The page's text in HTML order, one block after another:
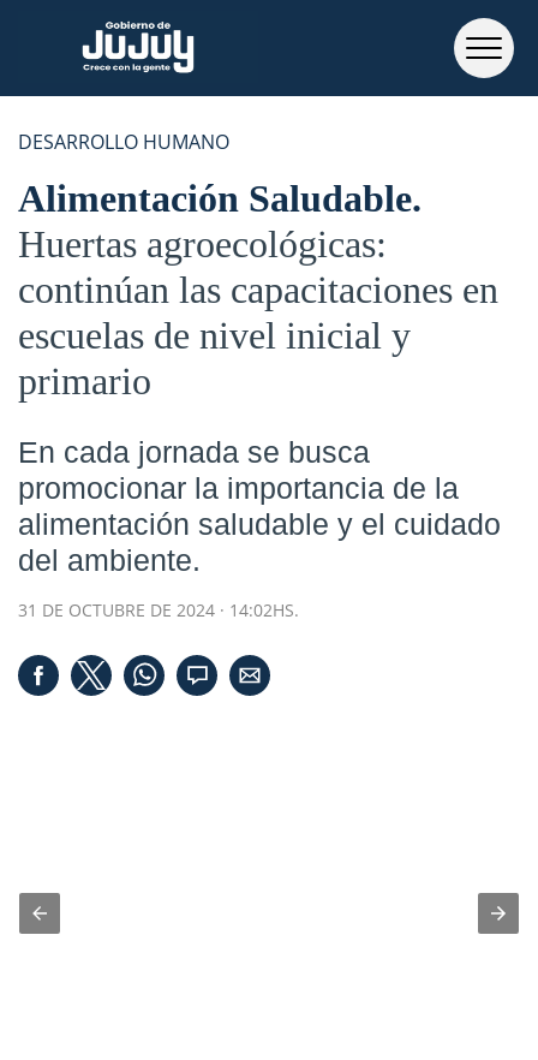
DESARROLLO HUMANO
Alimentación Saludable
Huertas agroecológicas:
continúan las capacitaciones en
escuelas de nivel inicial y
primario
En cada jornada se busca
promocionar la importancia de la
alimentación saludable y el cuidado
del ambiente.
31 DE OCTUBRE DE 2024 · 14:02HS.